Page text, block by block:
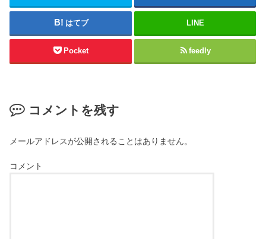
はてブ LINE
Pocket feedly
コメントを残す
メールアドレスが公開されることはありません。
コメント